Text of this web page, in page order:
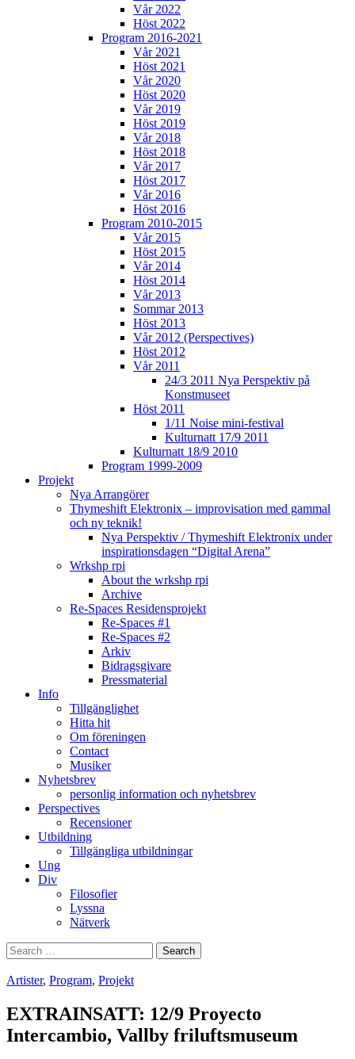
Vår 2022
Höst 2022
Program 2016-2021
Vår 2021
Höst 2021
Vår 2020
Höst 2020
Vår 2019
Höst 2019
Vår 2018
Höst 2018
Vår 2017
Höst 2017
Vår 2016
Höst 2016
Program 2010-2015
Vår 2015
Höst 2015
Vår 2014
Höst 2014
Vår 2013
Sommar 2013
Höst 2013
Vår 2012 (Perspectives)
Höst 2012
Vår 2011
24/3 2011 Nya Perspektiv på
Konstmuseet
Höst 2011
1/11 Noise mini-festival
Kulturnatt 17/9 2011
Kulturnatt 18/9 2010
Program 1999-2009
Projekt
Nya Arrangörer
Thymeshift Elektronix – improvisation med gammal
och ny teknik!
Nya Perspektiv / Thymeshift Elektronix under
inspirationsdagen “Digital Arena”
Wrkshp rpi
About the wrkshp rpi
Archive
Re-Spaces Residensprojekt
Re-Spaces #1
Re-Spaces #2
Arkiv
Bidragsgivare
Pressmaterial
Info
Tillgänglighet
Hitta hit
Om föreningen
Contact
Musiker
Nyhetsbrev
personlig information och nyhetsbrev
Perspectives
Recensioner
Utbildning
Tillgängliga utbildningar
Ung
Div
Filosofier
Lyssna
Nätverk
Search
for:
Artister, Program, Projekt
EXTRAINSATT: 12/9 Proyecto
Intercambio, Vallby friluftsmuseum